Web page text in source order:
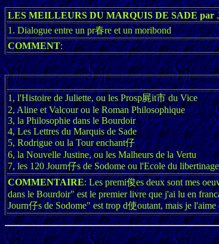
LES MEILLEURS DU MARQUIS DE SADE par
1. Dialogue entre un pr春re et un moribond
COMMENT:
1, l'Histoire de Juliette, ou les Prosp屍it市 du Vice
2, Aline et Valcour ou le Roman Philosophique
3, la Philosophie dans le Bourdoir
4, Les Lettres du Marquis de Sade
5, Rodrigue ou la Tour enchant仔
6, la Nouvelle Justine, ou les Malheurs de la Vertu
7, les 120 Journ仔s de Sodome ou l'Ecole du libertinage
COMMENTAIRE: Les premi俊es deux sont mes
dans le Bourdoir" est le premier livre que j'ai lu en
Journ仔s de Sodome" est trop d使outant, mais je l'aime